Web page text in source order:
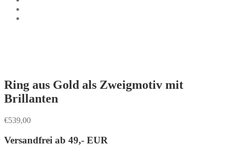
Ring aus Gold als Zweigmotiv mit
Brillanten
€539,00
Versandfrei ab 49,- EUR